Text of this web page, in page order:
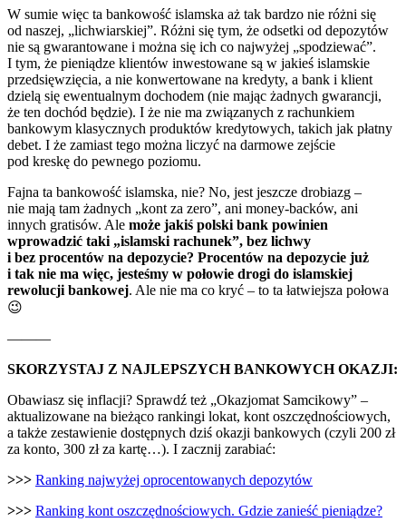
W sumie więc ta bankowość islamska aż tak bardzo nie różni się
od naszej, „lichwiarskiej”. Różni się tym, że odsetki od depozytów
nie są gwarantowane i można się ich co najwyżej „spodziewać”.
I tym, że pieniądze klientów inwestowane są w jakieś islamskie
przedsięwzięcia, a nie konwertowane na kredyty, a bank i klient
dzielą się ewentualnym dochodem (nie mając żadnych gwarancji,
że ten dochód będzie). I że nie ma związanych z rachunkiem
bankowym klasycznych produktów kredytowych, takich jak płatny
debet. I że zamiast tego można liczyć na darmowe zejście
pod kreskę do pewnego poziomu.
Fajna ta bankowość islamska, nie? No, jest jeszcze drobiazg –
nie mają tam żadnych „kont za zero”, ani money-backów, ani
innych gratisów. Ale może jakiś polski bank powinien
wprowadzić taki „islamski rachunek”, bez lichwy
i bez procentów na depozycie? Procentów na depozycie już
i tak nie ma więc, jesteśmy w połowie drogi do islamskiej
rewolucji bankowej. Ale nie ma co kryć – to ta łatwiejsza połowa
😉
———
SKORZYSTAJ Z NAJLEPSZYCH BANKOWYCH OKAZJI:
Obawiasz się inflacji? Sprawdź też „Okazjomat Samcikowy” –
aktualizowane na bieżąco rankingi lokat, kont oszczędnościowych,
a także zestawienie dostępnych dziś okazji bankowych (czyli 200 zł
za konto, 300 zł za kartę…). I zacznij zarabiać:
>>> Ranking najwyżej oprocentowanych depozytów
>>> Ranking kont oszczędnościowych. Gdzie zanieść pieniądze?